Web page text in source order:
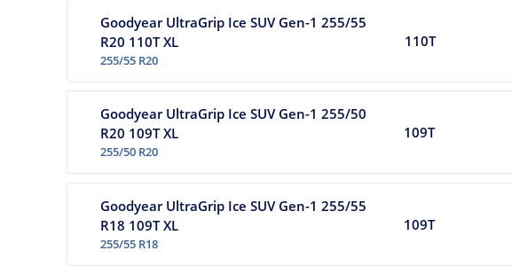
Goodyear UltraGrip Ice SUV Gen-1 255/55
R20 110T XL
255/55 R20
110T
Goodyear UltraGrip Ice SUV Gen-1 255/50
R20 109T XL
255/50 R20
109T
Goodyear UltraGrip Ice SUV Gen-1 255/55
R18 109T XL
255/55 R18
109T